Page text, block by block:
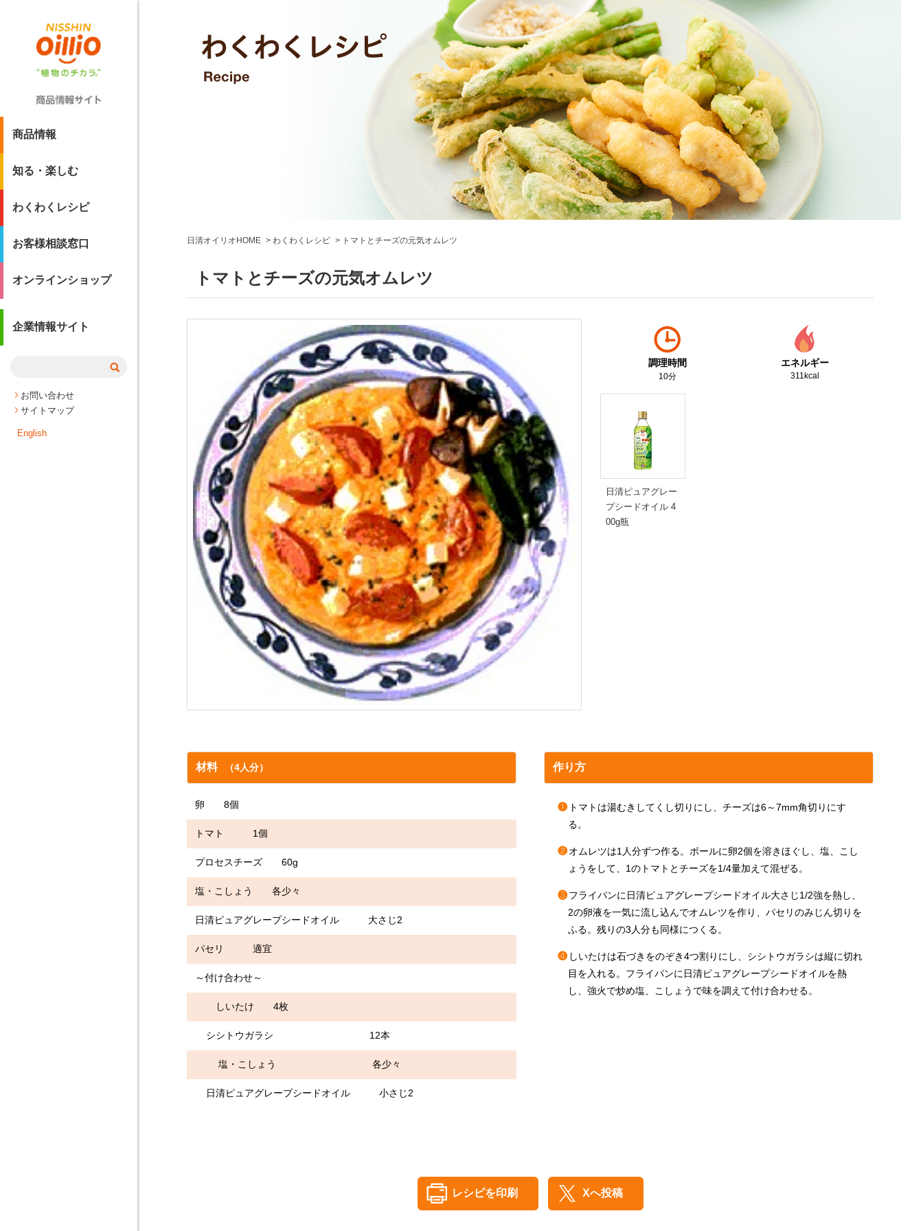
商品情報
知る・楽しむ
わくわくレシピ
お客様相談窓口
オンラインショップ
企業情報サイト
お問い合わせ
サイトマップ
English
日清オイリオHOME わくわくレシピ トマトとチーズの元気オムレツ
トマトとチーズの元気オムレツ
調理時間
10分
エネルギー
311kcal
日清ピュアグレー
プシードオイル 4
00g瓶
材料 （4人分）
卵 8個
トマト 1個
プロセスチーズ 60g
塩・こしょう 各少々
日清ピュアグレープシードオイル 大さじ2
パセリ 適宜
～付け合わせ～
しいたけ 4枚
シシトウガラシ 12本
塩・こしょう 各少々
日清ピュアグレープシードオイル 小さじ2
作り方
❶ トマトは湯むきしてくし切りにし、チーズは6～7mm角切りにす
る。
❷ オムレツは1人分ずつ作る。ボールに卵2個を溶きほぐし、塩、こし
ょうをして、1のトマトとチーズを1/4量加えて混ぜる。
❸ フライパンに日清ピュアグレープシードオイル大さじ1/2強を熱し、
2の卵液を一気に流し込んでオムレツを作り、パセリのみじん切りを
ふる。残りの3人分も同様につくる。
❹ しいたけは石づきをのぞき4つ割りにし、シシトウガラシは縦に切れ
目を入れる。フライパンに日清ピュアグレープシードオイルを熱
し、強火で炒め塩、こしょうで味を調えて付け合わせる。
レシピを印刷 Xへ投稿